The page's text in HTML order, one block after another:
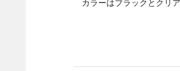
カラーはブラックとクリ